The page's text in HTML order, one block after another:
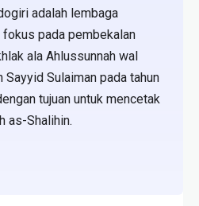
adalah lembaga
pada pembekalan
ala Ahlussunnah wal
Sayyid Sulaiman pada tahun
tujuan untuk mencetak
as-Shalihin.